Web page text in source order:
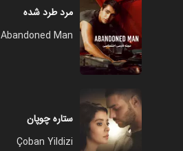
مرد طرد شده
Abandoned Man
ستاره چوپان
Çoban Yildizi